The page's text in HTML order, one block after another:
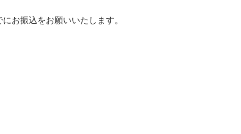
お振込をお願いいたします。